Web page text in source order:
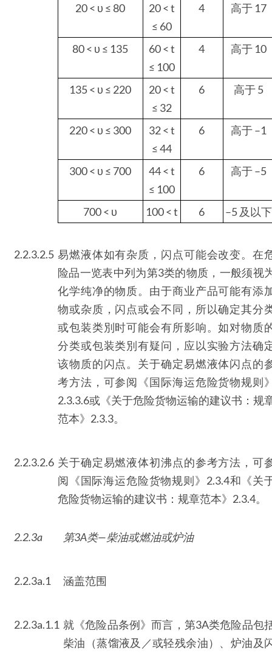
20 < υ ≤ 80
20 < t
≤ 60
4 高于 17
80 < υ ≤ 135
60 < t
≤ 100
4 高于 10
135 < υ ≤ 220
20 < t
≤ 32
6 高于 5
220 < υ ≤ 300
32 < t
≤ 44
6 高于 –1
300 < υ ≤ 700
44 < t
≤ 100
6 高于 –5
700 < υ 100 < t 6 –5 及以下
2.2.3.2.5 易燃液体如有杂质，闪点可能会改变。在
险品一览表中列为第3类的物质，一般须视
化学纯净的物质。由于商业产品可能有添
物或杂质，闪点或会不同，所以确定其分
或包装类別时可能会有所影响。如对物质
分类或包装类別有疑问，应以实验方法确
该物质的闪点。关于确定易燃液体闪点的
考方法，可参阅《国际海运危险货物规则
2.3.3.6或《关于危险货物运输的建议书：规
范本》2.3.3。
2.2.3.2.6 关于确定易燃液体初沸点的参考方法，可
阅《国际海运危险货物规则》2.3.4和《关
危险货物运输的建议书：规章范本》2.3.4。
2.2.3a 第3A类—柴油或燃油或炉油
2.2.3a.1 涵盖范围
2.2.3a.1.1 就《危险品条例》而言，第3A类危险品包
柴油（蒸馏液及／或轻残余油）、炉油及